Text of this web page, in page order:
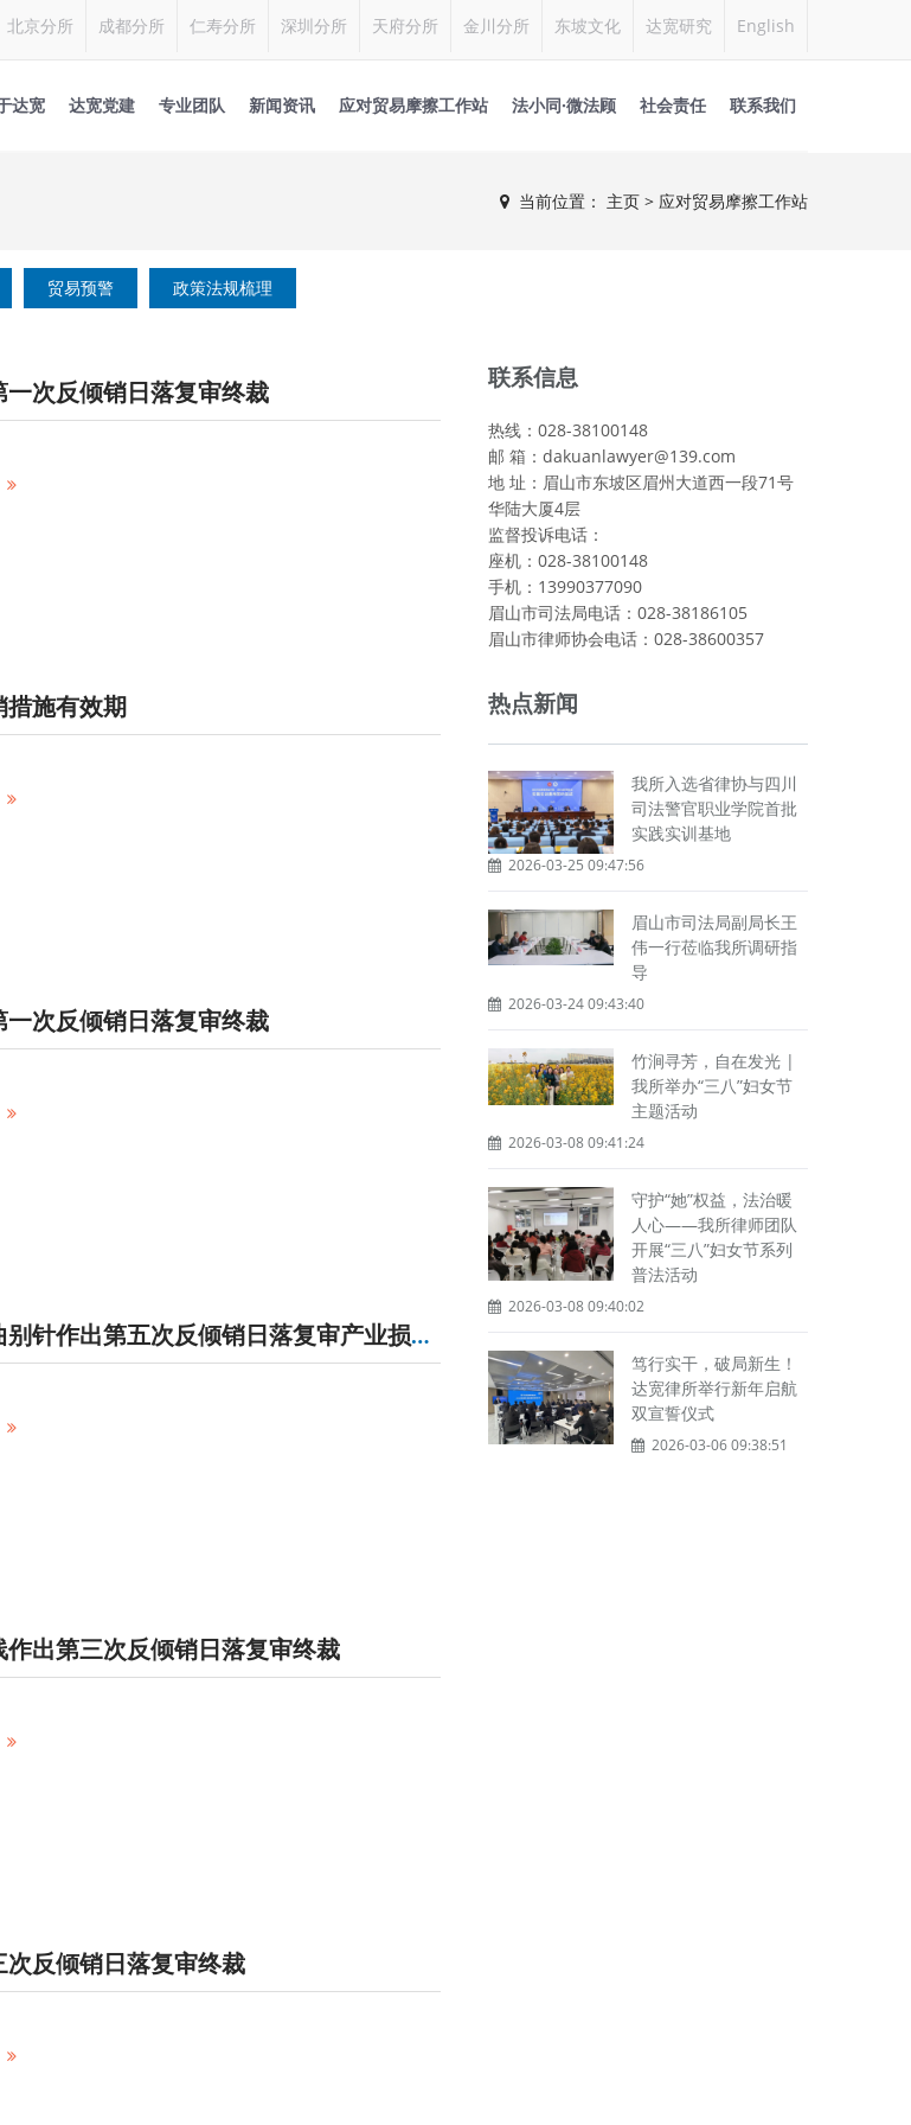
北京分所 成都分所 仁寿分所 深圳分所 天府分所 金川分所 东坡文化 达宽研究 English
达宽 达宽党建 专业团队 新闻资讯 应对贸易摩擦工作站 法小同·微法顾 社会责任 联系我们
当前位置： 主页 > 应对贸易摩擦工作站
贸易预警 政策法规梳理
次反倾销日落复审终裁
施有效期
次反倾销日落复审终裁
美国国际贸易委员会对曲别针作出第五次反倾销日落复审产业损害终裁
出第三次反倾销日落复审终裁
反倾销日落复审终裁
联系信息
热线：028-38100148
邮 箱：dakuanlawyer@139.com
地 址：眉山市东坡区眉州大道西一段71号
华陆大厦4层
监督投诉电话：
座机：028-38100148
手机：13990377090
眉山市司法局电话：028-38186105
眉山市律师协会电话：028-38600357
热点新闻
我所入选省律协与四川
司法警官职业学院首批
实践实训基地
2026-03-25 09:47:56
眉山市司法局副局长王
伟一行莅临我所调研指
导
2026-03-24 09:43:40
竹涧寻芳，自在发光 |
我所举办“三八”妇女节
主题活动
2026-03-08 09:41:24
守护“她”权益，法治暖
人心——我所律师团队
开展“三八”妇女节系列
普法活动
2026-03-08 09:40:02
笃行实干，破局新生！
达宽律所举行新年启航
双宣誓仪式
2026-03-06 09:38:51